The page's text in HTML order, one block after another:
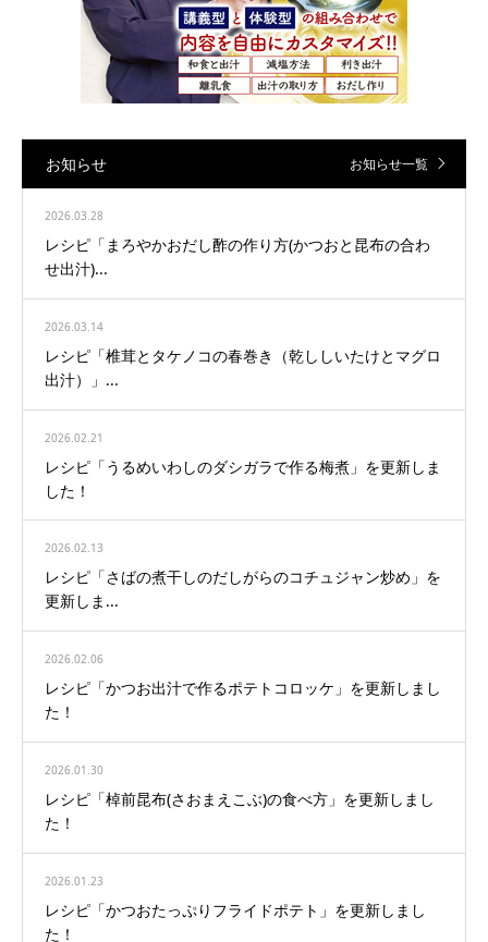
お知らせ お知らせ一覧
2026.03.28
レシピ「まろやかおだし酢の作り方(かつおと昆布の合わ
せ出汁)...
2026.03.14
レシピ「椎茸とタケノコの春巻き（乾ししいたけとマグロ
出汁）」...
2026.02.21
レシピ「うるめいわしのダシガラで作る梅煮」を更新しま
した！
2026.02.13
レシピ「さばの煮干しのだしがらのコチュジャン炒め」を
更新しま...
2026.02.06
レシピ「かつお出汁で作るポテトコロッケ」を更新しまし
た！
2026.01.30
レシピ「棹前昆布(さおまえこぶ)の食べ方」を更新しまし
た！
2026.01.23
レシピ「かつおたっぷりフライドポテト」を更新しまし
た！